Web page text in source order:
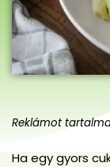
Reklámot
Ha egy gyors